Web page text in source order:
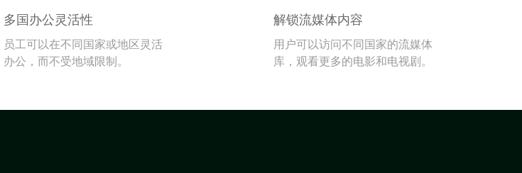
多国办公灵活性
员工可以在不同国家或地区灵活
办公，而不受地域限制。
解锁流媒体内容
用户可以访问不同国家的流媒体
库，观看更多的电影和电视剧。